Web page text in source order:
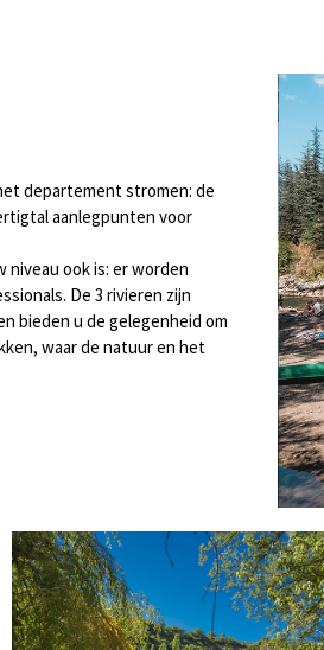
departement stromen: de
aanlegpunten voor
niveau ook is: er worden
De 3 rivieren zijn
bieden u de gelegenheid om
waar de natuur en het